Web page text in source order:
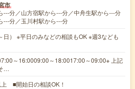
市
---分／山方宿駅から---分／中舟生駅から---分
---分／玉川村駅から---分
日） ※平日のみなどの相談もOK ※週3なども
～16:0009:00～18:0017:00～09:00※ 上記
…
■開始日の相談OK！